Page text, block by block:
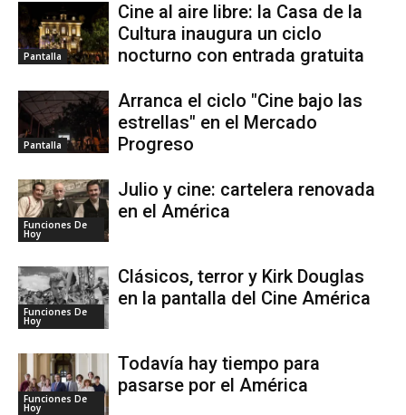
Pantalla
Cine al aire libre: la Casa de la
Cultura inaugura un ciclo
nocturno con entrada gratuita
Pantalla
Arranca el ciclo "Cine bajo las
estrellas" en el Mercado
Progreso
Funciones De
Hoy
Julio y cine: cartelera renovada
en el América
Funciones De
Hoy
Clásicos, terror y Kirk Douglas
en la pantalla del Cine América
Funciones De
Hoy
Todavía hay tiempo para
pasarse por el América